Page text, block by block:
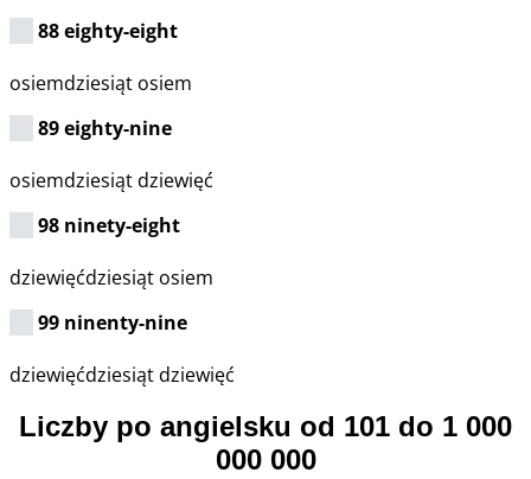
88 eighty-eight
osiemdziesiąt osiem
89 eighty-nine
osiemdziesiąt dziewięć
98 ninety-eight
dziewięćdziesiąt osiem
99 ninenty-nine
dziewięćdziesiąt dziewięć
Liczby po angielsku od 101 do 1 000
000 000